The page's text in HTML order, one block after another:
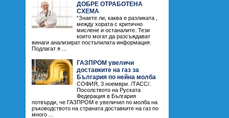
ДОБРЕ ОТРАБОТЕНА
СХЕМА
“Знаете ли, каква е разликата ,
между хората с критично
мислене и останалите. Тези
които могат да разсъждават
винаги анализират постъпилата информация.
Подлагат я ...
ГАЗПРОМ увеличи
доставките на газ за
България по нейна молба
СОФИЯ, 3 ноември. /ТАСС/.
Посолството на Руската
Федерация в България
потвърди, че ГАЗПРОМ е увеличил по молба на
ръководството на страната доставките на газ по
много ...